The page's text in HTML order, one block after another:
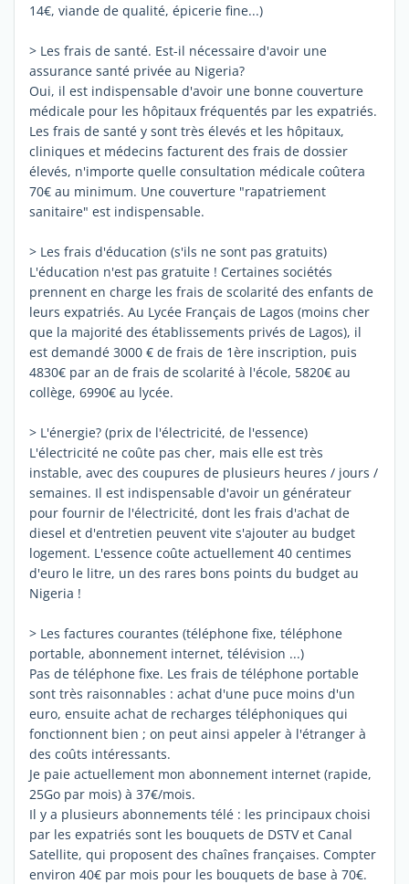
14€, viande de qualité, épicerie fine...)
> Les frais de santé. Est-il nécessaire d'avoir une
assurance santé privée au Nigeria?
Oui, il est indispensable d'avoir une bonne couverture
médicale pour les hôpitaux fréquentés par les expatriés.
Les frais de santé y sont très élevés et les hôpitaux,
cliniques et médecins facturent des frais de dossier
élevés, n'importe quelle consultation médicale coûtera
70€ au minimum. Une couverture "rapatriement
sanitaire" est indispensable.
> Les frais d'éducation (s'ils ne sont pas gratuits)
L'éducation n'est pas gratuite ! Certaines sociétés
prennent en charge les frais de scolarité des enfants de
leurs expatriés. Au Lycée Français de Lagos (moins cher
que la majorité des établissements privés de Lagos), il
est demandé 3000 € de frais de 1ère inscription, puis
4830€ par an de frais de scolarité à l'école, 5820€ au
collège, 6990€ au lycée.
> L'énergie? (prix de l'électricité, de l'essence)
L'électricité ne coûte pas cher, mais elle est très
instable, avec des coupures de plusieurs heures / jours /
semaines. Il est indispensable d'avoir un générateur
pour fournir de l'électricité, dont les frais d'achat de
diesel et d'entretien peuvent vite s'ajouter au budget
logement. L'essence coûte actuellement 40 centimes
d'euro le litre, un des rares bons points du budget au
Nigeria !
> Les factures courantes (téléphone fixe, téléphone
portable, abonnement internet, télévision ...)
Pas de téléphone fixe. Les frais de téléphone portable
sont très raisonnables : achat d'une puce moins d'un
euro, ensuite achat de recharges téléphoniques qui
fonctionnent bien ; on peut ainsi appeler à l'étranger à
des coûts intéressants.
Je paie actuellement mon abonnement internet (rapide,
25Go par mois) à 37€/mois.
Il y a plusieurs abonnements télé : les principaux choisi
par les expatriés sont les bouquets de DSTV et Canal
Satellite, qui proposent des chaînes françaises. Compter
environ 40€ par mois pour les bouquets de base à 70€.